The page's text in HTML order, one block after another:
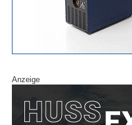
Anzeige